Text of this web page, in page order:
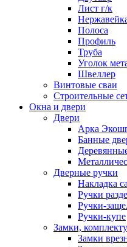
Лист г/к
Полоса
Профиль
Труба
Уголок
Швеллер
Винтовые сваи
Строительные
Окна и двери
Двери
Арка
Банные
Дверные ручки
Накладка
Ручки
Ручки-
Ручки-купе
Замки,
Замки